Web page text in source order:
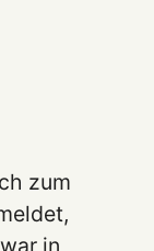
zum
in